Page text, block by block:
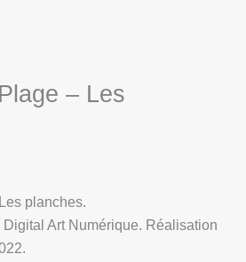
– Les
planches.
Art Numérique. Réalisation